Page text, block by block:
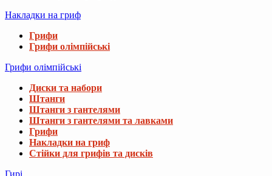
Накладки на гриф
Грифи
Грифи олімпійські
Грифи олімпійські
Диски та набори
Штанги
Штанги з гантелями
Штанги з гантелями та лавками
Грифи
Накладки на гриф
Стійки для грифів та дисків
Гирі